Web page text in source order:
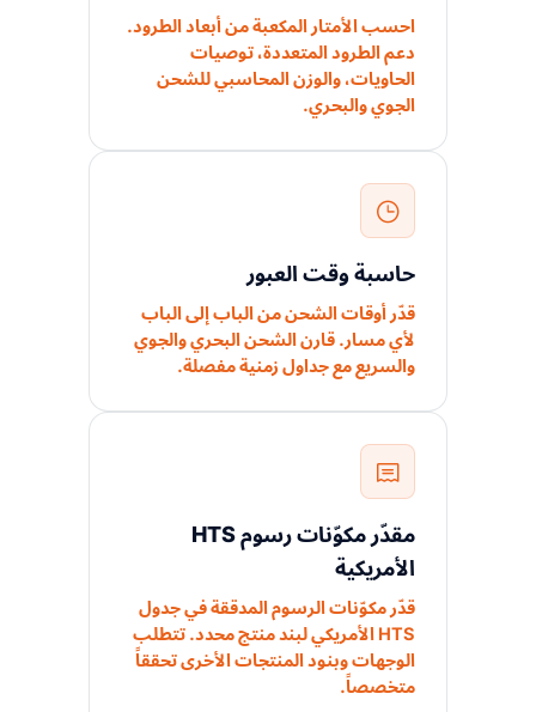
احسب الأمتار المكعبة من أبعاد الطرود.
دعم الطرود المتعددة، توصيات
الحاويات، والوزن المحاسبي للشحن
الجوي والبحري.
حاسبة وقت العبور
قدّر أوقات الشحن من الباب إلى الباب
لأي مسار. قارن الشحن البحري والجوي
والسريع مع جداول زمنية مفصلة.
مقدّر مكوّنات رسوم HTS
الأمريكية
قدّر مكوّنات الرسوم المدققة في جدول
HTS الأمريكي لبند منتج محدد. تتطلب
الوجهات وبنود المنتجات الأخرى تحققاً
متخصصاً.